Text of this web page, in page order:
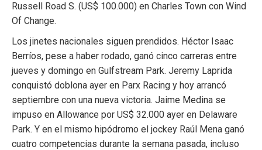
Russell Road S. (US$ 100.000) en Charles Town con Wind
Of Change.
Los jinetes nacionales siguen prendidos. Héctor Isaac
Berríos, pese a haber rodado, ganó cinco carreras entre
jueves y domingo en Gulfstream Park. Jeremy Laprida
conquistó doblona ayer en Parx Racing y hoy arrancó
septiembre con una nueva victoria. Jaime Medina se
impuso en Allowance por US$ 32.000 ayer en Delaware
Park. Y en el mismo hipódromo el jockey Raúl Mena ganó
cuatro competencias durante la semana pasada, incluso